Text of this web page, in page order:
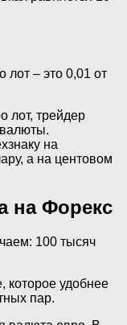
– это 0,01 от
лот, трейдер
валюты.
на
а на центовом
на Форекс
100 тысяч
которое удобнее
пар.